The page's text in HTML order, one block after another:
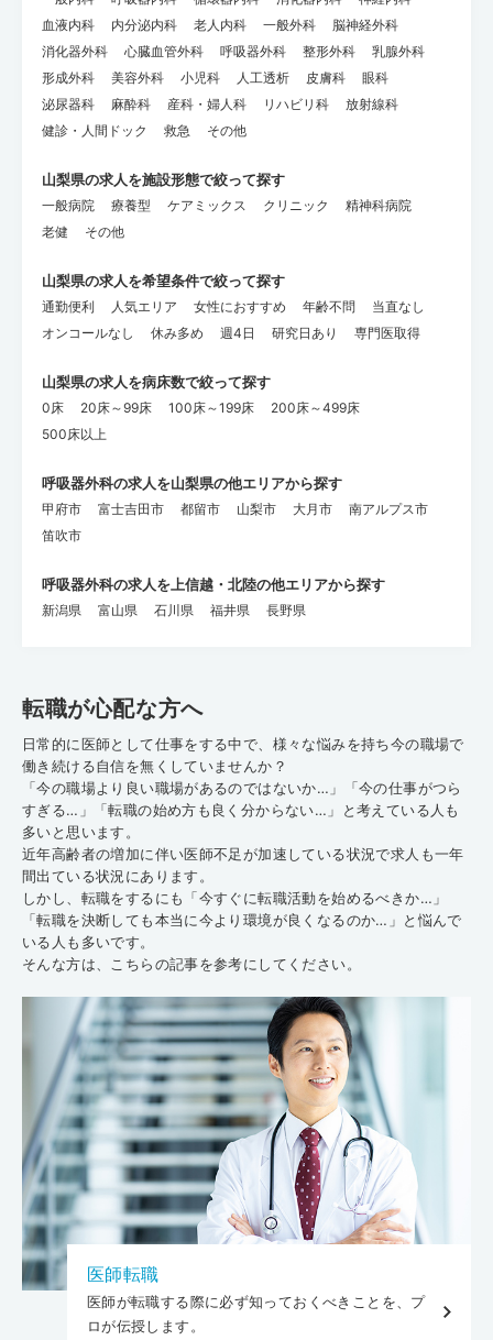
血液内科
内分泌内科 老人内科 一般外科
脳神経外科
消化器外科
心臓血管外科 呼吸器外科 整形外科
乳腺外科
形成外科
美容外科 小児科 人工透析 皮膚科
眼科
泌尿器科
麻酔科 産科・婦人科 リハビリ科
放射線科
健診・人間ドック
救急 その他
山梨県の求人を施設形態で絞って探す
一般病院 療養型 ケアミックス クリニック
精神科病院
老健
その他
山梨県の求人を希望条件で絞って探す
通勤便利 人気エリア 女性におすすめ 年齢不問
当直なし
オンコールなし
休み多め 週4日 研究日あり 専門医取得
山梨県の求人を病床数で絞って探す
0床 20床～99床 100床～199床
200床～499床
500床以上
呼吸器外科の求人を山梨県の他エリアから探す
甲府市 富士吉田市 都留市 山梨市 大月市
南アルプス市
笛吹市
呼吸器外科の求人を上信越・北陸の他エリアから探す
新潟県 富山県 石川県 福井県 長野県
転職が心配な方へ
日常的に医師として仕事をする中で、様々な悩みを持ち今の職場で
働き続ける自信を無くしていませんか？
「今の職場より良い職場があるのではないか…」「今の仕事がつら
すぎる…」「転職の始め方も良く分からない…」と考えている人も
多いと思います。
近年高齢者の増加に伴い医師不足が加速している状況で求人も一年
間出ている状況にあります。
しかし、転職をするにも「今すぐに転職活動を始めるべきか…」
「転職を決断しても本当に今より環境が良くなるのか…」と悩んで
いる人も多いです。
そんな方は、こちらの記事を参考にしてください。
医師転職
医師が転職する際に必ず知っておくべきことを、プ
ロが伝授します。